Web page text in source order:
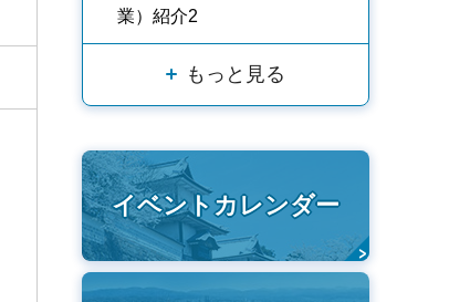
業）紹介2
もっと見る
イベントカレンダー